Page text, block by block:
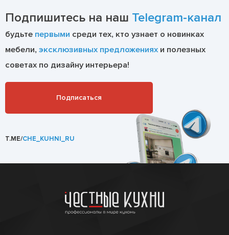
Подпишитесь на наш Telegram-канал
будьте первыми среди тех, кто узнает о новинках
мебели, эксклюзивных предложениях и полезных
советах по дизайну интерьера!
Подписаться
T.ME/CHE_KUHNI_RU